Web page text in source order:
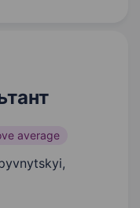
average